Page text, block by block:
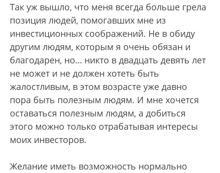
Так уж вышло, что меня всегда больше грела
позиция людей, помогавших мне из
инвестиционных соображений. Не в обиду
другим людям, которым я очень обязан и
благодарен, но… никто в двадцать девять лет
не может и не должен хотеть быть
жалостливым, в этом возрасте уже давно
пора быть полезным людям. И мне хочется
оставаться полезным людям, а добиться
этого можно только отрабатывая интересы
моих инвесторов.
Желание иметь возможность нормально